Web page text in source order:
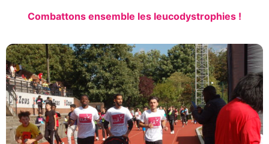
Combattons ensemble les leucodystrophies !